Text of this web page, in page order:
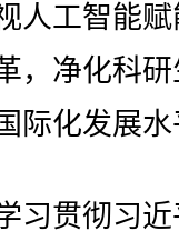
人工智能
，净化科
际化发展
贯彻习近